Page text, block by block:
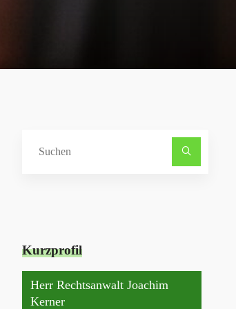
Kurzprofil
Herr Rechtsanwalt Joachim
Kerner